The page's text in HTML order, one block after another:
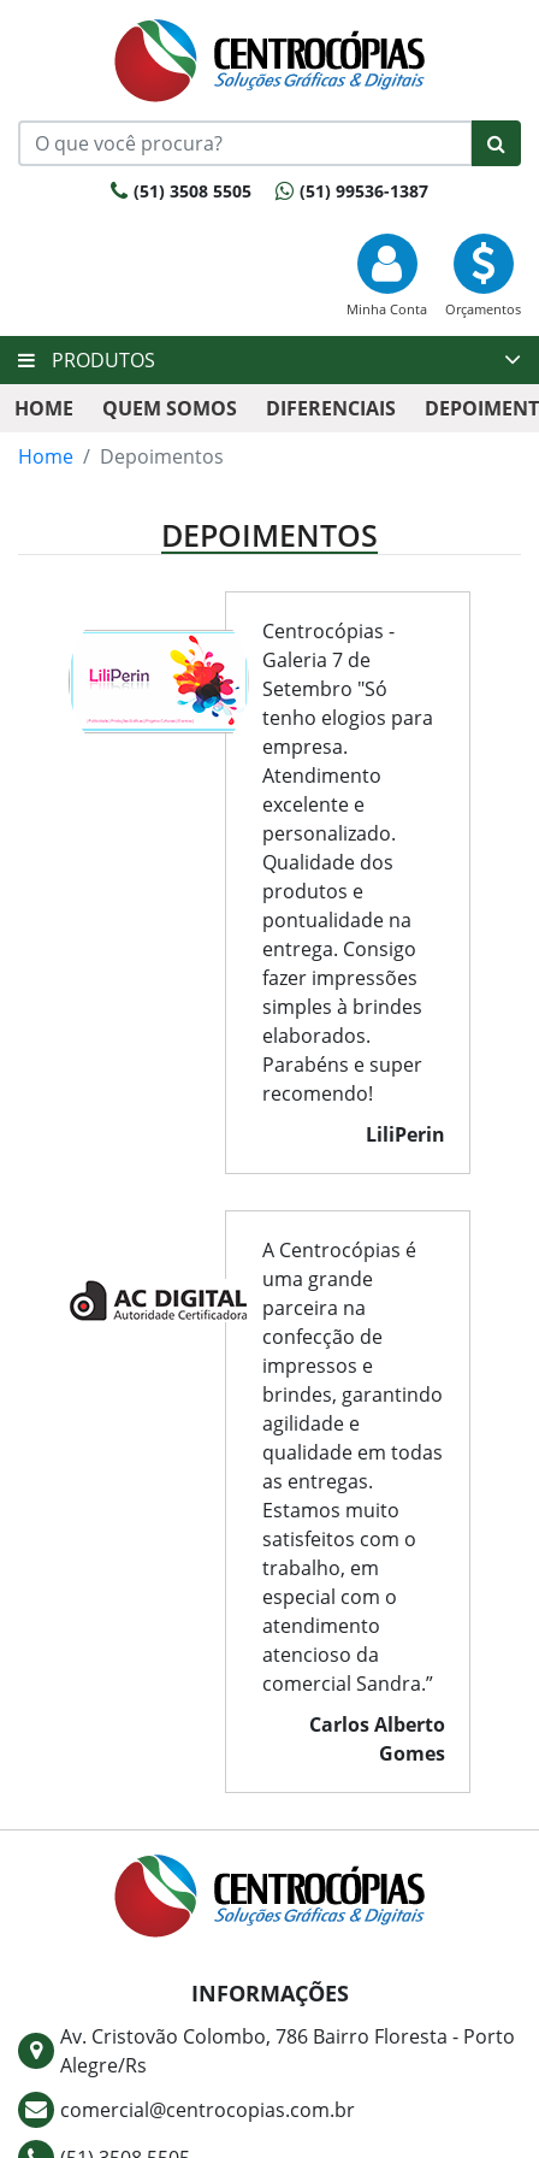
(51) 3508 5505 (51) 99536-1387
Minha Conta Orçamentos
PRODUTOS
HOME
QUEM SOMOS DIFERENCIAIS
Home
Depoimentos
DEPOIMENTOS
Centrocópias -
Galeria 7 de
Setembro "Só
tenho elogios para
empresa.
Atendimento
excelente e
personalizado.
Qualidade dos
produtos e
pontualidade na
entrega. Consigo
fazer impressões
simples à brindes
elaborados.
Parabéns e super
recomendo!
LiliPerin
A Centrocópias é
uma grande
parceira na
confecção de
impressos e
brindes, garantindo
agilidade e
qualidade em todas
as entregas.
Estamos muito
satisfeitos com o
trabalho, em
especial com o
atendimento
atencioso da
comercial Sandra.”
Carlos Alberto
Gomes
INFORMAÇÕES
Av. Cristovão Colombo, 786 Bairro Floresta - Porto
Alegre/Rs
comercial@centrocopias.com.br